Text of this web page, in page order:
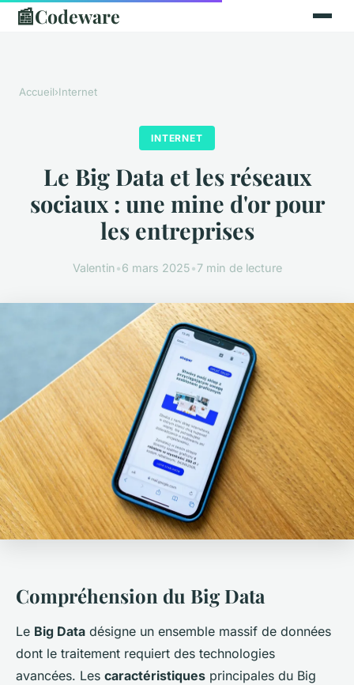
📰Codeware
Accueil›Internet
INTERNET
Le Big Data et les réseaux
sociaux : une mine d'or pour
les entreprises
Valentin•6 mars 2025•7 min de lecture
Compréhension du Big Data
Le Big Data désigne un ensemble massif de données
dont le traitement requiert des technologies
avancées. Les caractéristiques principales du Big